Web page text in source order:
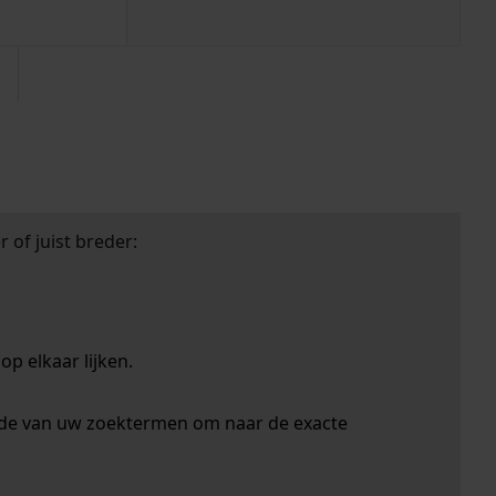
of juist breder:
elkaar lijken.
van uw zoektermen om naar de exacte